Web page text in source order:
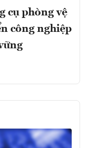
cụ phòng vệ
công nghiệp